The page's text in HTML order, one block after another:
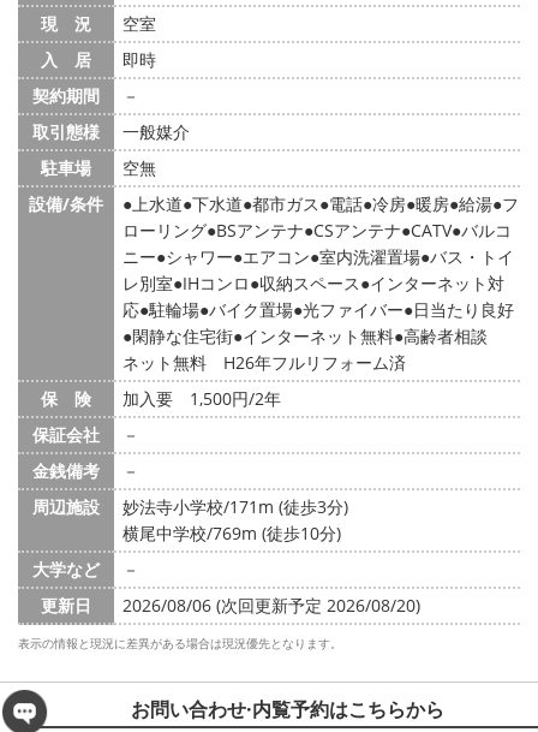
現 況
空室
入 居
即時
契約期間
－
取引態様
一般媒介
駐車場
空無
設備/条件
上水道 下水道 都市ガス 電話 冷房 暖房 給湯 フ
ローリング BSアンテナ CSアンテナ CATV バルコ
ニー シャワー エアコン 室内洗濯置場 バス・トイ
レ別室 IHコンロ 収納スペース インターネット対
応 駐輪場 バイク置場 光ファイバー 日当たり良好
閑静な住宅街 インターネット無料 高齢者相談
ネット無料 H26年フルリフォーム済
保 険
加入要 1,500円/2年
保証会社
－
金銭備考
－
周辺施設
妙法寺小学校/171m (徒歩3分)
横尾中学校/769m (徒歩10分)
大学など
－
更新日
2026/08/06 (次回更新予定 2026/08/20)
表示の情報と現況に差異がある場合は現況優先となります。
お問い合わせ·内覧予約はこちらから